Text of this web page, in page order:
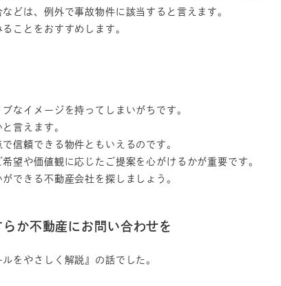
どは、例外で事故物件に該当すると言えます。
ことをおすすめします。
なイメージを持ってしまいがちです。
言えます。
信頼できる物件ともいえるのです。
望や価値観に応じたご提案を心がけるかが重要です。
できる不動産会社を探しましょう。
か不動産にお問い合わせを
をやさしく解説』の話でした。